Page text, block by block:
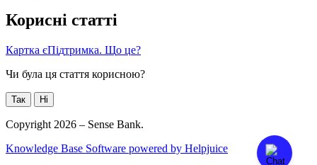
Корисні статті
Картка єПідтримка. Що це?
Чи була ця стаття корисною?
Так Ні
Copyright 2026 – Sense Bank.
Knowledge Base Software powered by Helpjuice